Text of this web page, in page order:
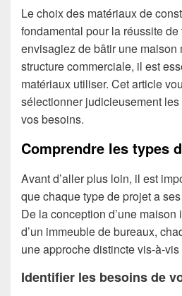
Le choix des matériaux de
fondamental pour la réussite
envisagiez de bâtir une maison
structure commerciale, il est
matériaux utiliser. Cet article
sélectionner judicieusement
vos besoins.
Comprendre les types
Avant d’aller plus loin, il est
que chaque type de projet a
De la conception d’une
d’un immeuble de bureaux,
une approche distincte vis-à-vis
Identifier les besoins de